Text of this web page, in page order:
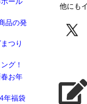
品の発
つり
グ！
お年
年福袋
他にも